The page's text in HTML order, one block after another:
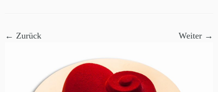
← Zurück Weiter →